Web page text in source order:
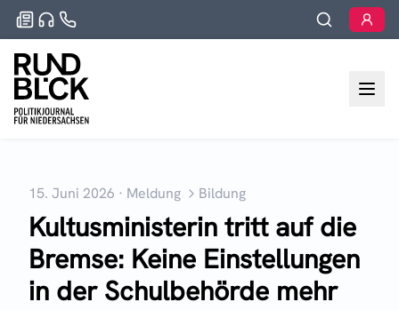
15. Juni 2026 · Meldung Bildung
Kultusministerin tritt auf die
Bremse: Keine Einstellungen
in der Schulbehörde mehr